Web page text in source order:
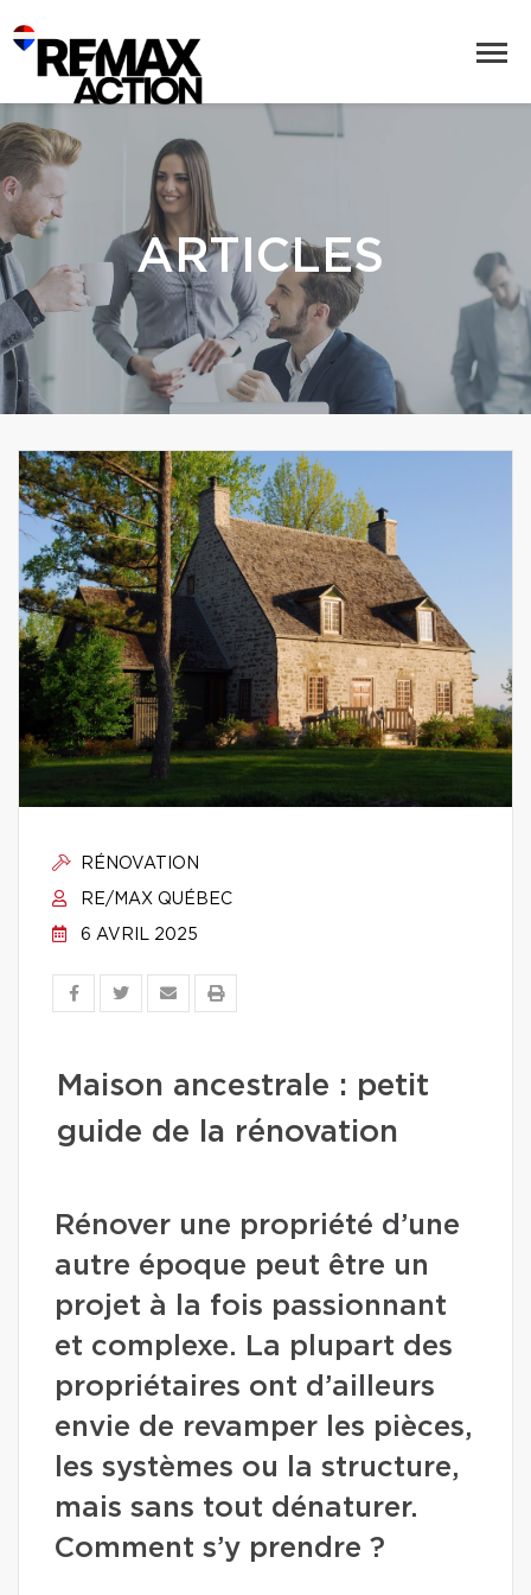
ARTICLES
RÉNOVATION
RE/MAX QUÉBEC
6 AVRIL 2025
Maison ancestrale : petit
guide de la rénovation
Rénover une propriété d’une
autre époque peut être un
projet à la fois passionnant
et complexe. La plupart des
propriétaires ont d’ailleurs
envie de revamper les pièces,
les systèmes ou la structure,
mais sans tout dénaturer.
Comment s’y prendre ?